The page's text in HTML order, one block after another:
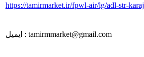
https://tamirmarket.ir/fpwl-air/lg/adl-str-karaj
ایمیل : tamirmmarket@gmail.com